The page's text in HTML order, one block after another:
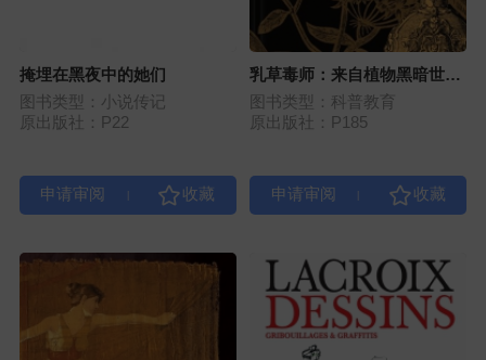
掩埋在黑夜中的她们
图书类型：小说传记
原出版社：P22
乳草毒师：来自植物黑暗世界
的真实谋杀与诱惑
图书类型：科普教育
原出版社：P185